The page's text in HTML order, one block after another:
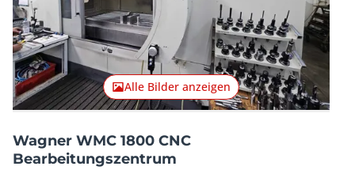
Alle Bilder anzeigen
Wagner WMC 1800 CNC
Bearbeitungszentrum